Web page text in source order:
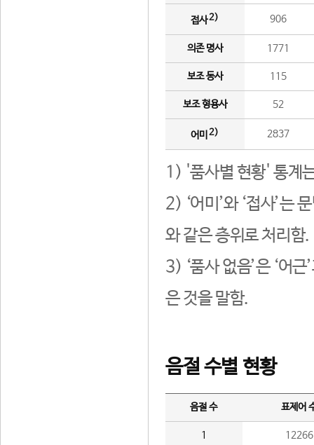
접사2) 906
의존 명사 1771
보조 동사 115
보조 형용사 52
어미 2) 2837
1) '품사별 현황' 통계
2) ‘어미’와 ‘접사’는
와 같은 층위로 처리함.
3) ‘품사 없음’은 ‘어
은 것을 말함.
음절 수별 현황
음절 수 표제어
1 12266